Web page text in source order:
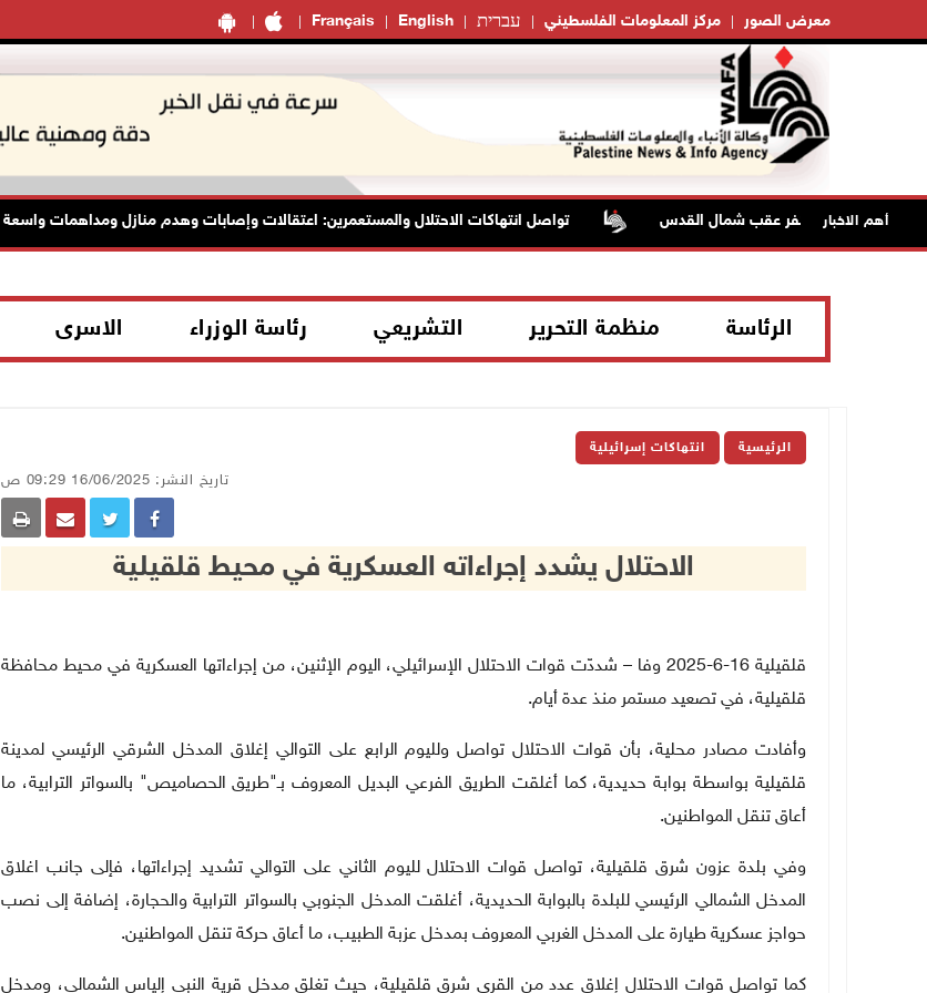
Français English עברית مركز المعلومات الفلسطيني معرض الصور
أهم الاخبار تواصل انتهاكات الاحتلال والمستعمرين: اعتقالات وإصابات وهدم منازل ومداهمات واسعة
الرئاسة منظمة التحرير التشريعي رئاسة الوزراء الاسرى
الرئيسية انتهاكات إسرائيلية
تاريخ النشر: 16/06/2025 09:29 ص
الاحتلال يشدد إجراءاته العسكرية في محيط قلقيلية
قلقيلية 16-6-2025 وفا – شددّت قوات الاحتلال الإسرائيلي، اليوم الإثنين، من إجراءاتها العسكرية في محيط محافظة
قلقيلية، في تصعيد مستمر منذ عدة أيام.
وأفادت مصادر محلية، بأن قوات الاحتلال تواصل ولليوم الرابع على التوالي إغلاق المدخل الشرقي الرئيسي لمدينة
قلقيلية بواسطة بوابة حديدية، كما أغلقت الطريق الفرعي البديل المعروف بـ"طريق الحصاميص" بالسواتر الترابية، ما
أعاق تنقل المواطنين.
وفي بلدة عزون شرق قلقيلية، تواصل قوات الاحتلال لليوم الثاني على التوالي تشديد إجراءاتها، فإلى جانب اغلاق
المدخل الشمالي الرئيسي للبلدة بالبوابة الحديدية، أغلقت المدخل الجنوبي بالسواتر الترابية والحجارة، إضافة إلى نصب
حواجز عسكرية طيارة على المدخل الغربي المعروف بمدخل عزبة الطبيب، ما أعاق حركة تنقل المواطنين.
كما تواصل قوات الاحتلال إغلاق عدد من القرى شرق قلقيلية، حيث تغلق مدخل قرية النبي إلياس الشمالي، ومدخل